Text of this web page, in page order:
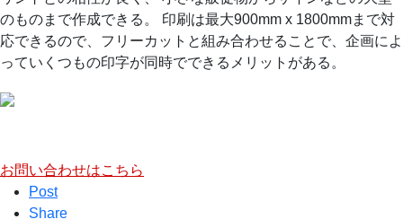
のものまで作成できる。 印刷は最大900mm x 1800mmまで対
応できるので、フリーカットと組み合わせることで、企画によ
っていくつもの印字が同時でできるメリットがある。
お問い合わせはこちら
Post
Share